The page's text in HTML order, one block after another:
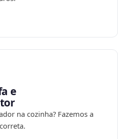
e
na cozinha? Fazemos a